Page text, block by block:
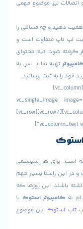
مهمی
مسائلی را
است و
محتوای
پس به
woodmart_inline=”no” parallax_scroll=”no”][/vc_column][/vc_row][vc_row]
سیستمی
مهم
روزها که
استوکبا
موضوع